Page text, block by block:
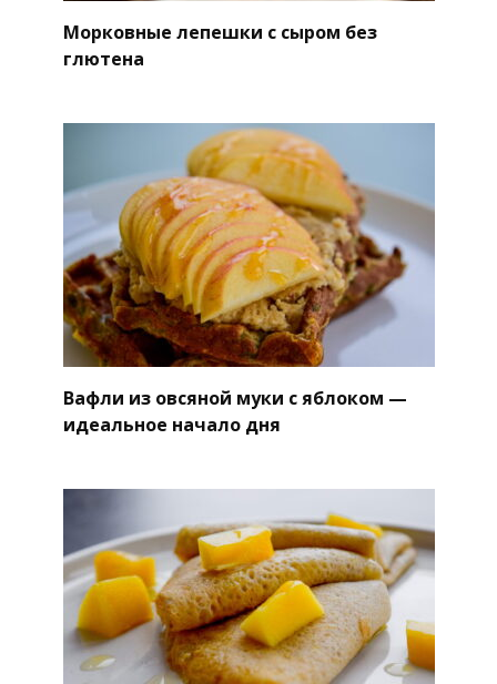
Морковные лепешки с сыром без
глютена
Вафли из овсяной муки с яблоком —
идеальное начало дня